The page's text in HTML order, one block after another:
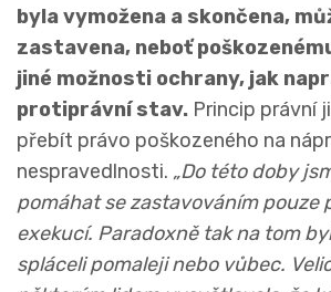
byla vymožena a skončena,
zastavena, neboť
jiné možnosti ochrany, jak
protiprávní stav. Princip právní
přebít právo poškozeného na
nespravedlnosti. „Do této doby
pomáhat se zastavováním pouze
exekucí. Paradoxně tak na tom
spláceli pomaleji nebo vůbec.